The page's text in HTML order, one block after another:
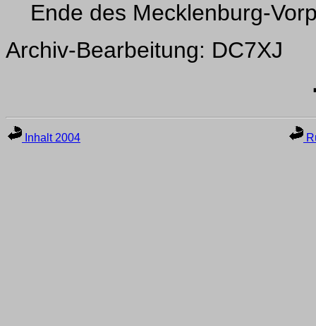
Ende des Mecklenburg-
Archiv-Bearbeitung: DC7XJ
Inhalt 2004